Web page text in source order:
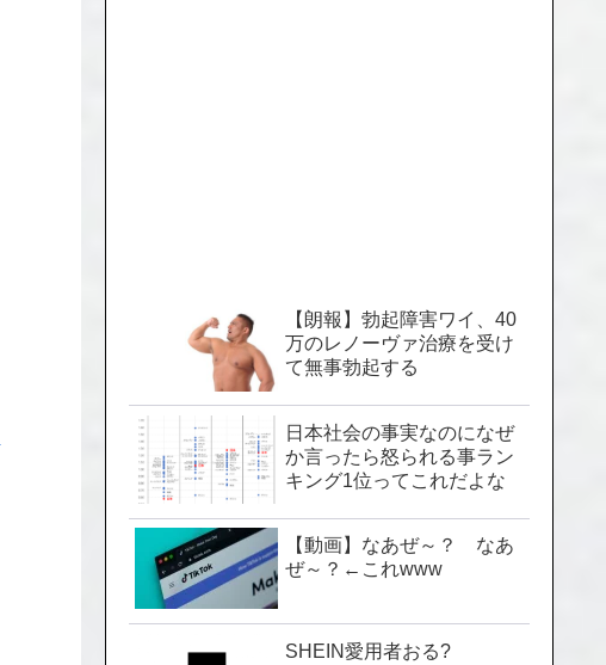
【朗報】勃起障害ワイ、40
万のレノーヴァ治療を受け
て無事勃起する
日本社会の事実なのになぜ
か言ったら怒られる事ラン
キング1位ってこれだよな
【動画】なあぜ～？ なあ
ぜ～？←これwww
SHEIN愛用者おる?